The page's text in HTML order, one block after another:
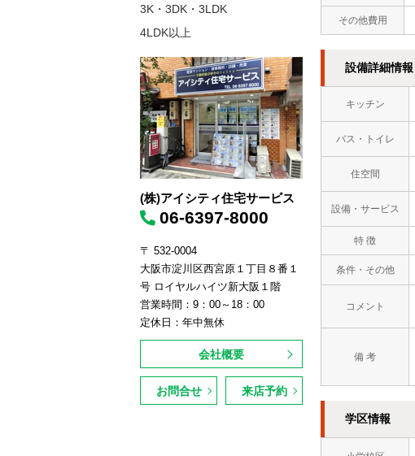
その他費用
設備詳細情報
キッチン
バス・トイレ
住空間
設備・サービス
特 徴
条件・その他
コメント
備 考
学区情報
3K・3DK・3LDK
4LDK以上
(株)アイシティ住宅サービス
06-6397-8000
〒 532-0004
大阪市淀川区西宮原１丁目８番１
号 ロイヤルハイツ新大阪１階
営業時間：9：00～18：00
定休日：年中無休
会社概要
お問合せ 来店予約